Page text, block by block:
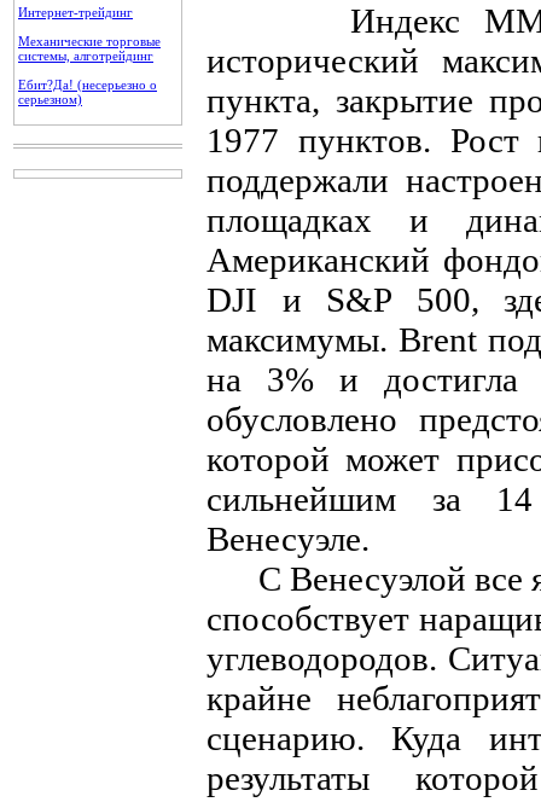
Интернет-трейдинг
Механические торговые
системы, алготрейдинг
Ебит?Да! (несерьезно о
серьезном)
Индекс ММВБ в
исторический
пункта, закрытие
1977 пунктов. Рост
поддержали
площадках и
Американский
DJI и S&P 500,
максимумы. Brent
на 3% и достигла
обусловлено
которой может
сильнейшим за
Венесуэле.
С Венесуэлой все
способствует
углеводородов.
крайне
сценарию. Куда
результаты